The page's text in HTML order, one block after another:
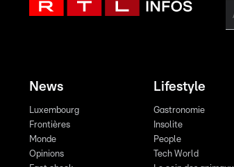
News
Luxembourg
Frontières
Monde
Opinions
Lifestyle
Gastronomie
Insolite
People
Tech World